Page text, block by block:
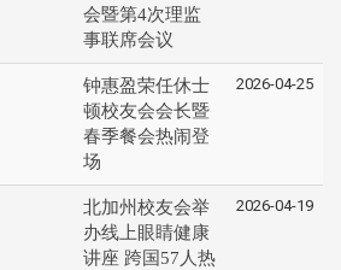
会暨第4次理监
事联席会议
钟惠盈荣任休士
顿校友会会长暨
春季餐会热闹登
场
2026-04-25
北加州校友会举
办线上眼睛健康
讲座 跨国57人热
2026-04-19